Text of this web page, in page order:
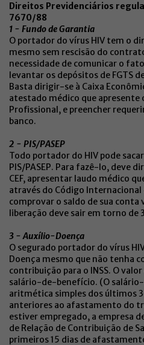
Direitos Previdenciários
7670/88
1 - Fundo de Garantia
O portador do vírus HIV tem o
mesmo sem rescisão do
necessidade de comunicar o
levantar os depósitos de FGTS
Basta dirigir-se à Caixa
atestado médico que apresente
Profissional, e preencher
banco.
2 - PIS/PASEP
Todo portador do HIV pode
PIS/PASEP. Para fazê-lo, deve
CEF, apresentar laudo médico
através do Código Internacional
comprovar o saldo de sua conta
liberação deve sair em torno de
3 - Auxílio-Doença
O segurado portador do vírus
Doença mesmo que não tenha
contribuição para o INSS. O
salário-de-benefício. (O
aritmética simples dos últimos
anteriores ao afastamento do
estiver empregado, a empresa
de Relação de Contribuição de
primeiros 15 dias de